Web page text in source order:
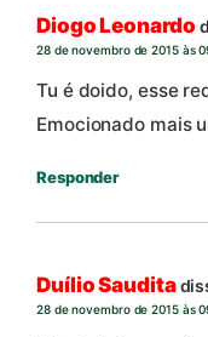
Diogo Leonardo
28 de novembro de 2015 às
Tu é doido, esse
Emocionado mais
Responder
Duílio Saudita
28 de novembro de 2015 às